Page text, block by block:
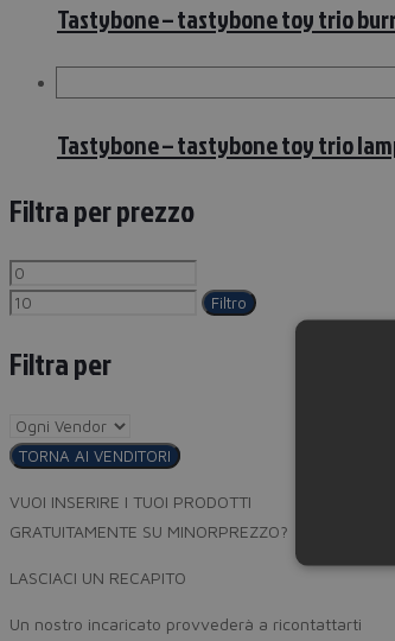
Tastybone – tastybone toy trio
Tastybone – tastybone toy trio
Filtra per prezzo
Filtro
Filtra per
TORNA AI VENDITORI
VUOI INSERIRE I TUOI PRODOTTI
GRATUITAMENTE SU MINORPREZZO?
LASCIACI UN RECAPITO
Un nostro incaricato provvederà a ricontattarti